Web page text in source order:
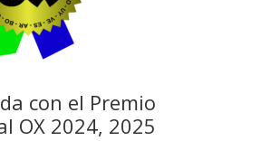
con el Premio
OX 2024, 2025